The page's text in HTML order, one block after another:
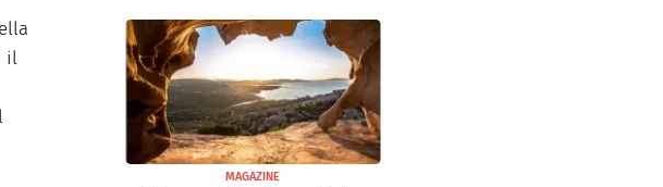
il
MAGAZINE